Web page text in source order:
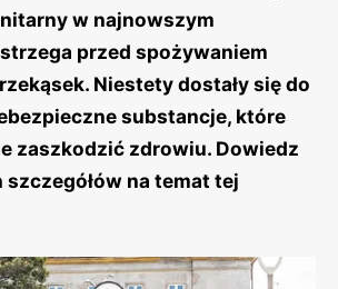
w najnowszym
przed spożywaniem
Niestety dostały się do
substancje, które
zaszkodzić zdrowiu. Dowiedz
na temat tej